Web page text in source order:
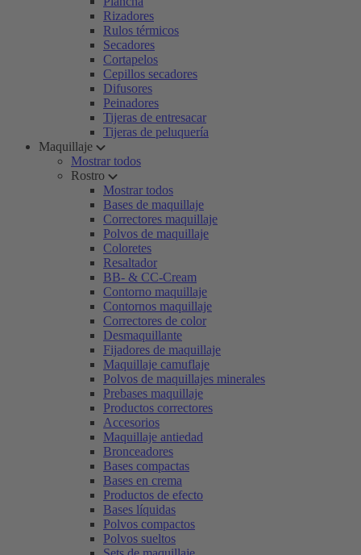
Rizadores
Rulos térmicos
Secadores
Cortapelos
Cepillos secadores
Difusores
Peinadores
Tijeras de entresacar
Tijeras de peluquería
Maquillaje
Mostrar todos
Rostro
Mostrar todos
Bases de maquillaje
Correctores maquillaje
Polvos de maquillaje
Coloretes
Resaltador
BB- & CC-Cream
Contorno maquillaje
Contornos maquillaje
Correctores de color
Desmaquillante
Fijadores de maquillaje
Maquillaje camuflaje
Polvos de maquillajes minerales
Prebases maquillaje
Productos correctores
Accesorios
Maquillaje antiedad
Bronceadores
Bases compactas
Bases en crema
Productos de efecto
Bases líquidas
Polvos compactos
Polvos sueltos